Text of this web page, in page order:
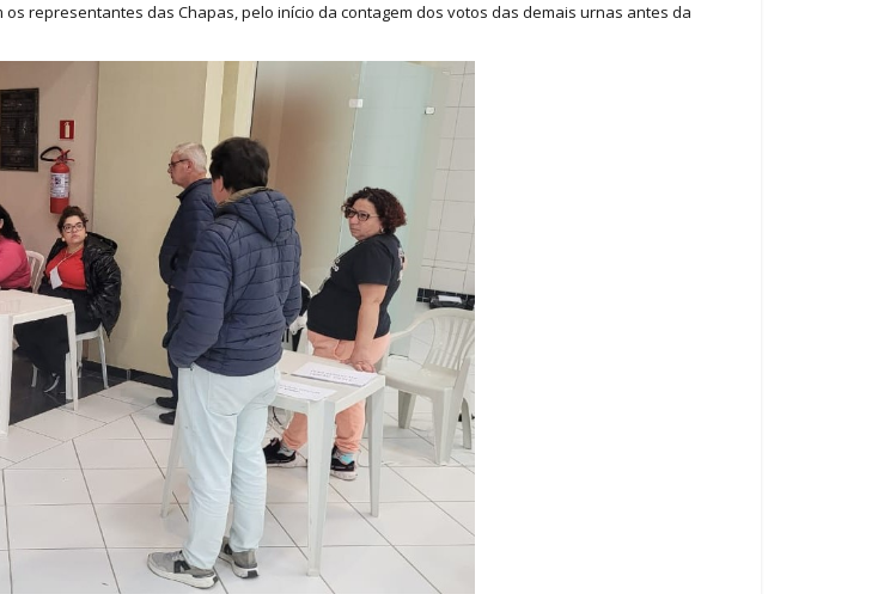
os representantes das Chapas, pelo início da contagem dos votos das demais urnas antes da